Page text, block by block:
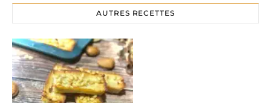
AUTRES RECETTES